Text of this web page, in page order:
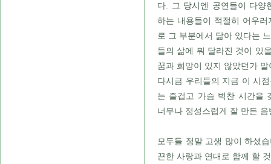
다. 그 당시엔 공연들이 다양
하는 내용들이 적절히 어우
로 그 부분에서 닮아 있다는
들의 삶에 뭐 달라진 것이 있
꿈과 희망이 있지 않았던가 말
다시금 우리들의 지금 이 시
는 즐겁고 가슴 벅찬 시간을
너무나 정성스럽게 잘 만든
모두들 정말 고생 많이 하셨
끈한 사랑과 연대로 함께 할